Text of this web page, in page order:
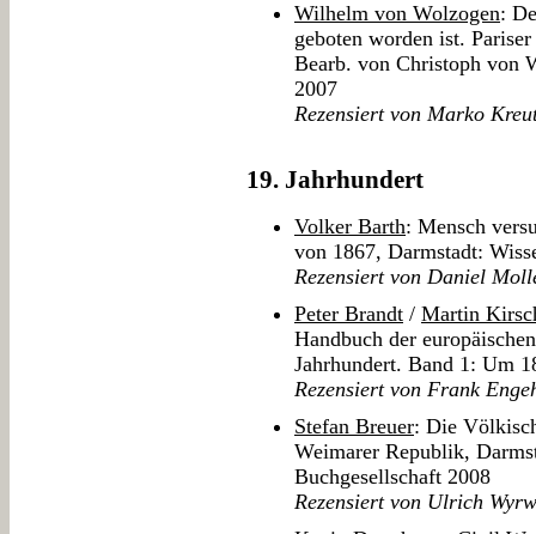
Wilhelm von Wolzogen:
geboten worden ist.
Bearb. von Christoph von
2007
Rezensiert von Marko
19. Jahrhundert
Volker Barth: Mensch
von 1867, Darmstadt:
Rezensiert von Daniel
Peter Brandt / Martin
Handbuch der
Jahrhundert. Band 1: Um
Rezensiert von Frank
Stefan Breuer: Die
Weimarer Republik,
Buchgesellschaft 2008
Rezensiert von Ulrich